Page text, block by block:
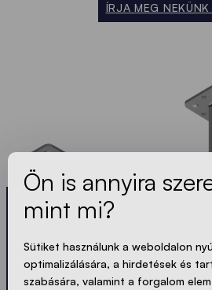
ÍRJA MEG
About us
A vállalat
Ön is annyira
mint mi?
Sütiket használunk a weboldalon
optimalizálására, a hirdetések és
szabására, valamint a forgalom